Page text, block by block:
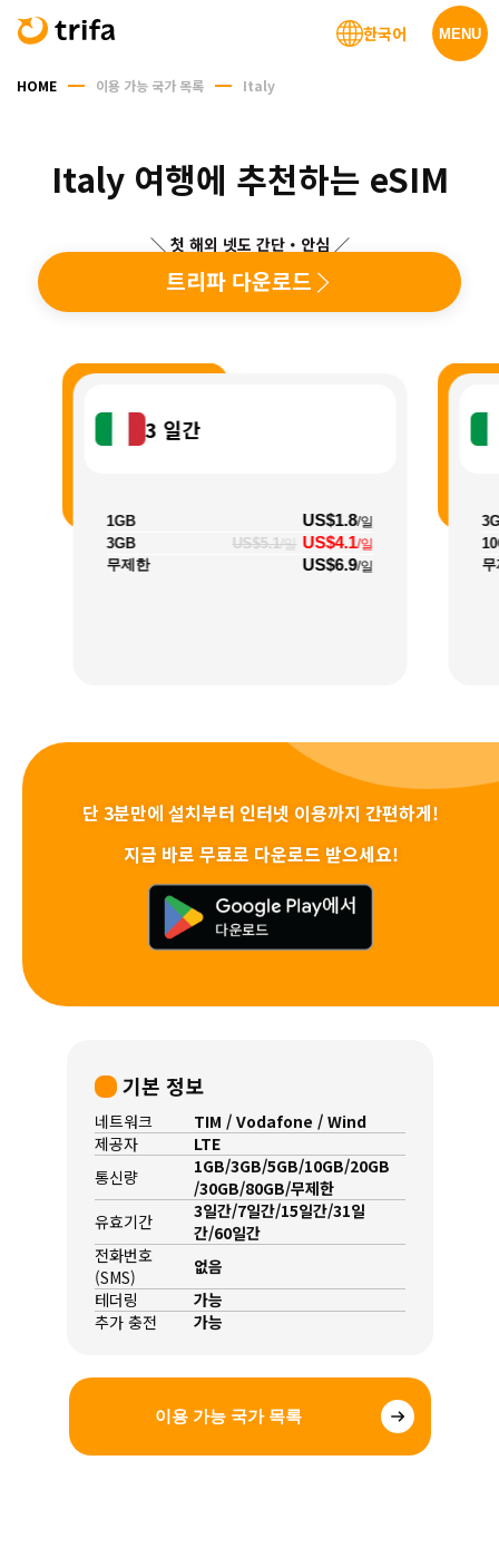
MENU
한국어
HOME 이용 가능 국가 목록 Italy
Italy 여행에 추천하는 eSIM
＼ 첫 해외 넷도 간단・안심 ／
트리파 다운로드
3 일간
1GB US$1.8/일
3GB US$5.1/일 US$4.1/일
무제한 US$6.9/일
단 3분만에 설치부터 인터넷 이용까지 간편하게!
지금 바로 무료로 다운로드 받으세요!
기본 정보
네트워크
TIM / Vodafone / Wind
제공자
LTE
통신량
1GB/3GB/5GB/10GB/20GB
/30GB/80GB/무제한
유효기간
3일간/7일간/15일간/31일
간/60일간
전화번호
(SMS)
없음
테더링
가능
추가 충전
가능
이용 가능 국가 목록